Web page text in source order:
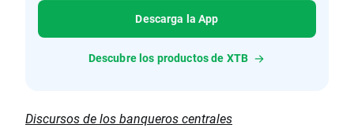
Descarga la App
Descubre los productos de XTB
Discursos de los banqueros centrales